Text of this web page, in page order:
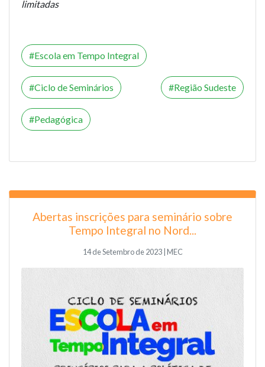
limitadas
Escola em Tempo Integral
Ciclo de Seminários Região Sudeste
Pedagógica
Abertas inscrições para seminário sobre
Tempo Integral no Nord...
14 de Setembro de 2023 | MEC